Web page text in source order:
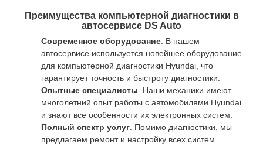
Преимущества компьютерной диагностики в
автосервисе DS Auto
Современное оборудование . В нашем
автосервисе используется новейшее оборудование
для компьютерной диагностики Hyundai, что
гарантирует точность и быстроту диагностики.
Опытные специалисты . Наши механики имеют
многолетний опыт работы с автомобилями Hyundai
и знают все особенности их электронных систем.
Полный спектр услуг . Помимо диагностики, мы
предлагаем ремонт и настройку всех систем